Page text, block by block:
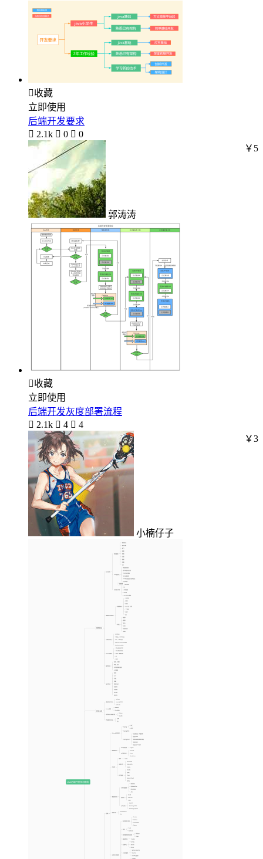
收藏
立即使用
后端开发要求
 2.1k  0  0
郭涛涛
￥5
收藏
立即使用
后端开发灰度部署流程
 2.1k  4  4
小楠仔子
￥3